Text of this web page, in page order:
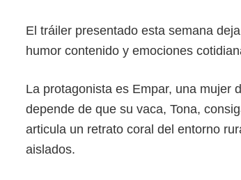
El tráiler presentado esta semana
humor contenido y emociones
La protagonista es Empar, una mujer
depende de que su vaca, Tona,
articula un retrato coral del entorno
aislados.